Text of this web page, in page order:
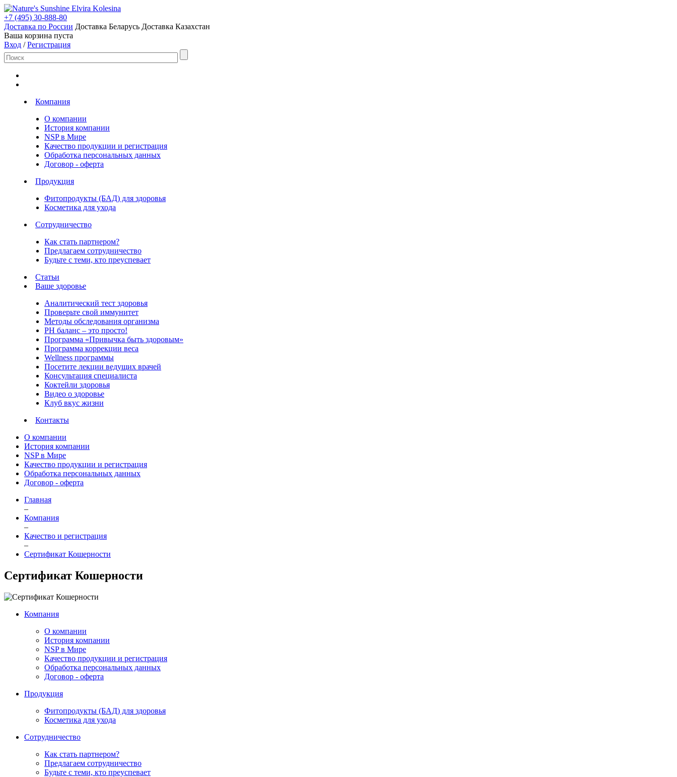
Elvira Kolesina
+7 (495) 30-888-80
Доставка по России Доставка Беларусь Доставка Казахстан
Ваша корзина пуста
Вход /Регистрация
Компания
О компании
История компании
NSP в Мире
Качество продукции и регистрация
Обработка персональных данных
Договор - оферта
Продукция
Фитопродукты (БАД) для здоровья
Косметика для ухода
Сотрудничество
Как стать партнером?
Предлагаем сотрудничество
Будьте с теми, кто преуспевает
Статьи
Ваше здоровье
Аналитический тест здоровья
Проверьте свой иммунитет
Методы обследования организма
РH баланс – это просто!
Программа «Привычка быть здоровым»
Программа коррекции веса
Wellness программы
Посетите лекции ведущих врачей
Консультация специалиста
Коктейли здоровья
Видео о здоровье
Клуб вкус жизни
Контакты
О компании
История компании
NSP в Мире
Качество продукции и регистрация
Обработка персональных данных
Договор - оферта
Главная
–
Компания
–
Качество и регистрация
–
Сертификат Кошерности
Сертификат Кошерности
Компания
О компании
История компании
NSP в Мире
Качество продукции и регистрация
Обработка персональных данных
Договор - оферта
Продукция
Фитопродукты (БАД) для здоровья
Косметика для ухода
Сотрудничество
Как стать партнером?
Предлагаем сотрудничество
Будьте с теми, кто преуспевает